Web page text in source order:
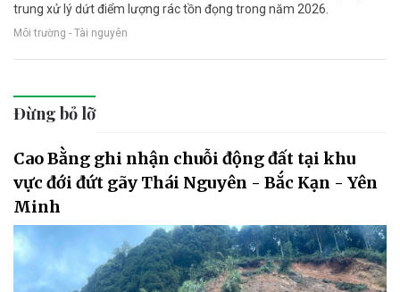
trung xử lý dứt điểm lượng rác tồn đọng trong năm 2026.
Môi trường - Tài nguyên
Đừng bỏ lỡ
Cao Bằng ghi nhận chuỗi động đất tại khu
vực đới đứt gãy Thái Nguyên - Bắc Kạn - Yên
Minh